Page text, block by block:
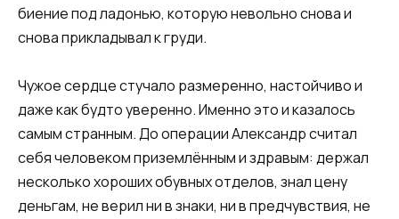
биение под ладонью, которую невольно снова и
снова прикладывал к груди.
Чужое сердце стучало размеренно, настойчиво и
даже как будто уверенно. Именно это и казалось
самым странным. До операции Александр считал
себя человеком приземлённым и здравым: держал
несколько хороших обувных отделов, знал цену
деньгам, не верил ни в знаки, ни в предчувствия, не